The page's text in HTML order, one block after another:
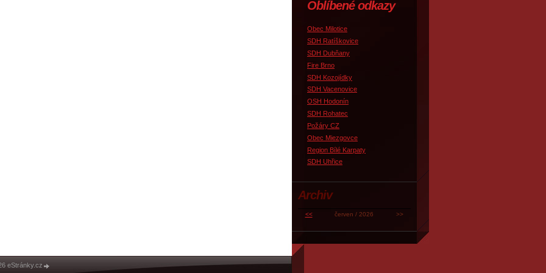
Oblíbené odkazy
Obec Milotice
SDH Ratíškovice
SDH Dubňany
Fire Brno
SDH Kozojídky
SDH Vacenovice
OSH Hodonín
SDH Rohatec
Požáry CZ
Obec Miezgovce
Region Bílé Karpaty
SDH Uhřice
Archiv
<< červen / 2026 >>
eStránky.cz